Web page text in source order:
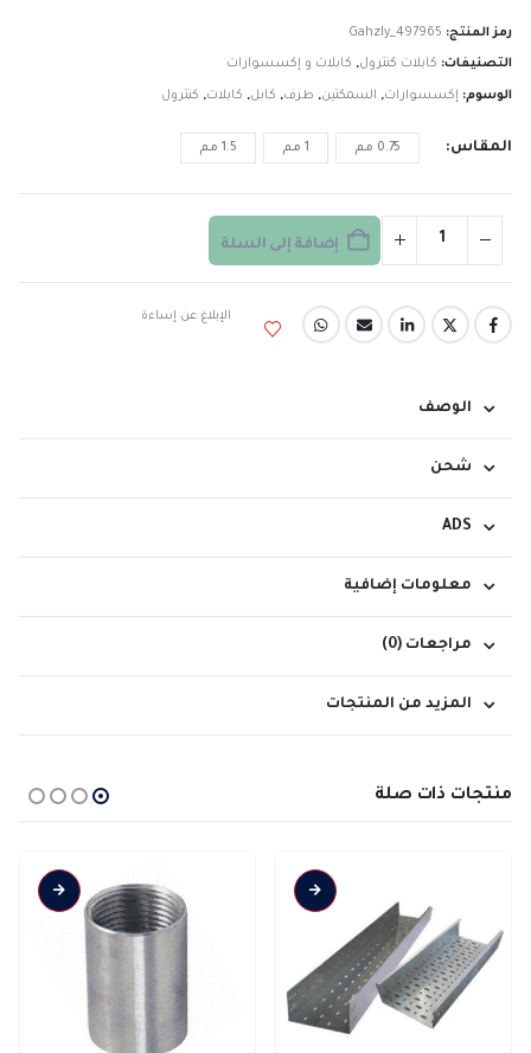
رمز المنتج: Gahzly_497965
التصنيفات: كابلات كنترول, كابلات و إكسسوارات
الوسوم: إكسسوارات, السمكتين, طرف, كابل, كابلات, كنترول
المقاس 0.75 مم 1 مم 1.5 مم
إضافة إلى السلة
الإبلاغ عن إساءة
الوصف
شحن
ADS
معلومات إضافية
مراجعات (0)
المزيد من المنتجات
منتجات ذات صلة